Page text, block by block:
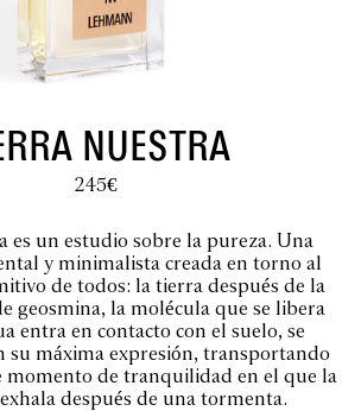
NUESTRA
245€
es un estudio sobre la pureza. Una
y minimalista creada en torno al
de todos: la tierra después de la
geosmina, la molécula que se libera
entra en contacto con el suelo, se
su máxima expresión, transportando
momento de tranquilidad en el que la
después de una tormenta.